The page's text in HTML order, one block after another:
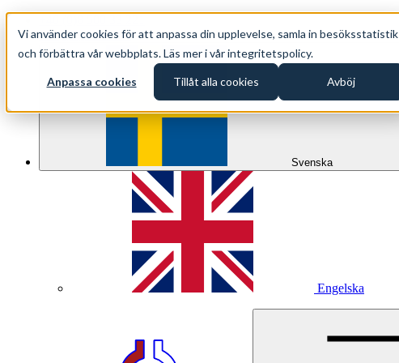
Vi använder cookies för att anpassa din upplevelse, samla in besöksstatistik
och förbättra vår webbplats. Läs mer i vår integritetspolicy.
Anpassa cookies Tillåt alla cookies Avböj
info@oppethav.se
Svenska
Engelska